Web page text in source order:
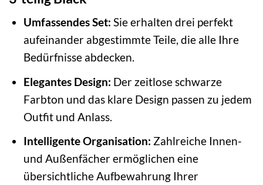
Umfassendes Set: Sie erhalten drei perfekt
aufeinander abgestimmte Teile, die alle Ihre
Bedürfnisse abdecken.
Elegantes Design: Der zeitlose schwarze
Farbton und das klare Design passen zu jedem
Outfit und Anlass.
Intelligente Organisation: Zahlreiche Innen-
und Außenfächer ermöglichen eine
übersichtliche Aufbewahrung Ihrer